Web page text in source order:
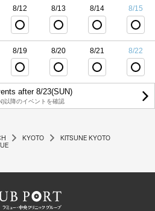
8/12 8/13 8/14 8/15
8/19 8/20 8/21 8/22
after 8/23(SUN)
以降のイベントを確認
KYOTO
KITSUNE KYOTO